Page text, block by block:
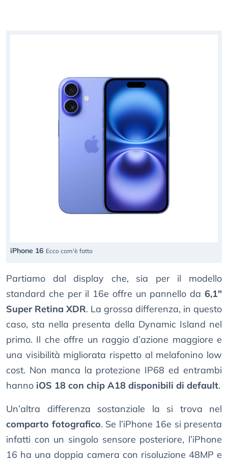
iPhone 16 Ecco com'è fatto
Partiamo dal display che, sia per il modello
standard che per il 16e offre un pannello da 6,1"
Super Retina XDR. La grossa differenza, in questo
caso, sta nella presenta della Dynamic Island nel
primo. Il che offre un raggio d’azione maggiore e
una visibilità migliorata rispetto al melafonino low
cost. Non manca la protezione IP68 ed entrambi
hanno iOS 18 con chip A18 disponibili di default.
Un’altra differenza sostanziale la si trova nel
comparto fotografico. Se l’iPhone 16e si presenta
infatti con un singolo sensore posteriore, l’iPhone
16 ha una doppia camera con risoluzione 48MP e